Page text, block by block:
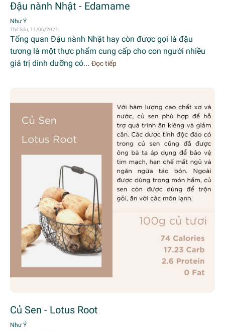
Đậu nành Nhật - Edamame
Như Ý
Thứ Sáu, 11/06/2021
Tổng quan Đậu nành Nhật hay còn được gọi là đậu
tương là một thực phẩm cung cấp cho con người nhiều
giá trị dinh dưỡng có... Đọc tiếp
Củ Sen - Lotus Root
Như Ý